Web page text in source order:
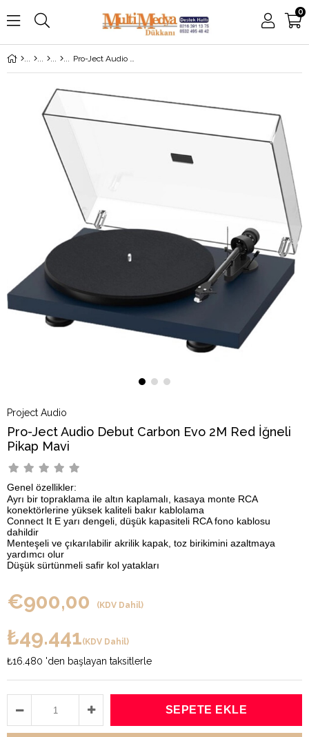
0
Pro-Ject Audio Debut Carbon Evo 2M Red İğneli Pikap Mavi
Project Audio
Pro-Ject Audio Debut Carbon Evo 2M Red İğneli
Pikap Mavi
Genel özellikler:
Ayrı bir topraklama ile altın kaplamalı, kasaya monte RCA
konektörlerine yüksek kaliteli bakır kablolama
Connect It E yarı dengeli, düşük kapasiteli RCA fono kablosu
dahildir
Menteşeli ve çıkarılabilir akrilik kapak, toz birikimini azaltmaya
yardımcı olur
Düşük sürtünmeli safir kol yatakları
€900,00 (KDV Dahil)
₺49.441(KDV Dahil)
₺16.480 'den başlayan taksitlerle